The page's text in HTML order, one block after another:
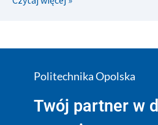
Politechnika Opolska
Twój partner w